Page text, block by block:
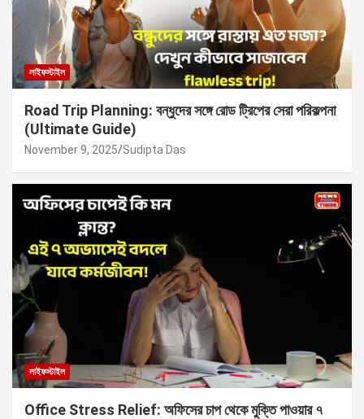
লাইফস্টাইল
Road Trip Planning: বন্ধুদের সঙ্গে রোড ট্রিপের সেরা পরিকল্পনা
(Ultimate Guide)
November 9, 2025 Sudipta Das
লাইফস্টাইল
Office Stress Relief: অফিসের চাপ থেকে মুক্তি পাওয়ার ৭